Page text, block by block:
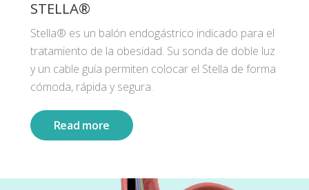
STELLA®
Stella® es un balón endogástrico indicado para el
tratamiento de la obesidad. Su sonda de doble luz
y un cable guía permiten colocar el Stella de forma
cómoda, rápida y segura.
Read more